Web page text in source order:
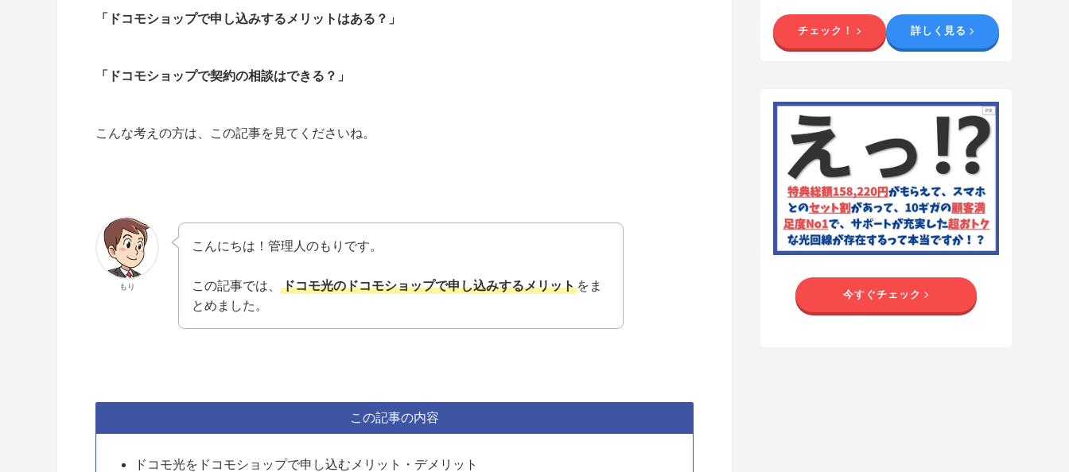
「ドコモショップで申し込みするメリットはある？」
「ドコモショップで契約の相談はできる？」
こんな考えの方は、この記事を見てくださいね。
もり
こんにちは！管理人のもりです。
この記事では、 ドコモ光のドコモショップで申し込みするメリット をま
とめました。
この記事の内容
ドコモ光をドコモショップで申し込むメリット・デメリット
チェック！ 詳しく見る
今すぐチェック